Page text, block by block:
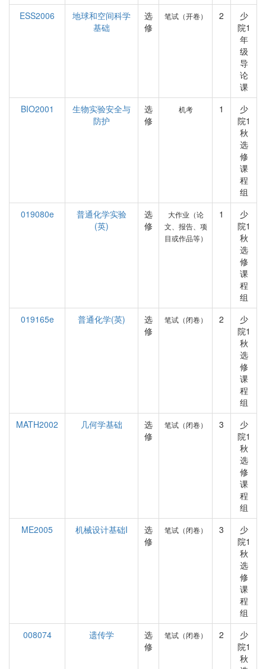
ESS2006
地球和空间科学
基础
选
修
笔试（开卷） 2
少
院1
年
级
导
论
课
BIO2001
生物实验安全与
防护
选
修
机考 1
少
院1
秋
选
修
课
程
组
019080e
普通化学实验
(英)
选
修
大作业（论
文、报告、项
目或作品等）
1
少
院1
秋
选
修
课
程
组
019165e
普通化学(英)
选
修
笔试（闭卷） 2
少
院1
秋
选
修
课
程
组
MATH2002
几何学基础
选
修
笔试（闭卷） 3
少
院1
秋
选
修
课
程
组
ME2005
机械设计基础I
选
修
笔试（闭卷） 3
少
院1
秋
选
修
课
程
组
008074
遗传学
选
修
笔试（闭卷） 2
少
院1
秋